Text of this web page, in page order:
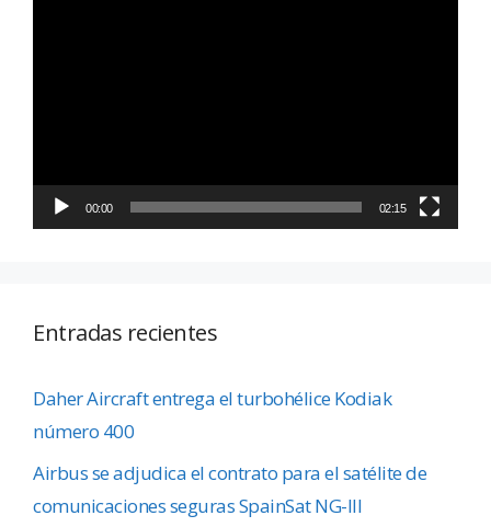
00:00 02:15
Entradas recientes
Daher Aircraft entrega el turbohélice Kodiak
número 400
Airbus se adjudica el contrato para el satélite de
comunicaciones seguras SpainSat NG-III